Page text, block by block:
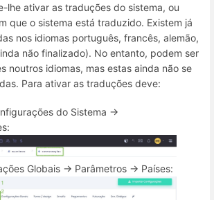
lhe ativar as traduções do sistema, ou
que o sistema está traduzido. Existem já
nos idiomas português, francês, alemão,
não finalizado). No entanto, podem ser
noutros idiomas, mas estas ainda não se
Para ativar as traduções deve:
do Sistema ->
Globais -> Parâmetros -> Países: